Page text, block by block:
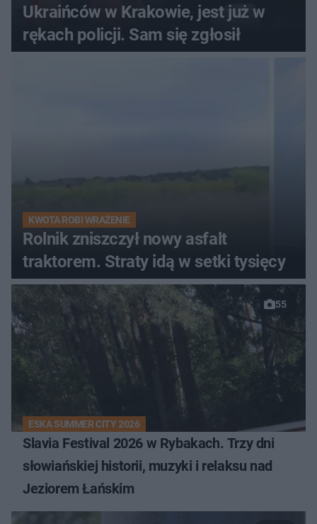
Ukraińców w Krakowie, jest już w
rękach policji. Sam się zgłosił
KWOTA ROBI WRAŻENIE
Rolnik zniszczył nowy asfalt
traktorem. Straty idą w setki tysięcy
55
ESKA SUMMER CITY 2026
Slavia Festival 2026 w Rybakach. Trzy dni
słowiańskiej historii, muzyki i relaksu nad
Jeziorem Łańskim